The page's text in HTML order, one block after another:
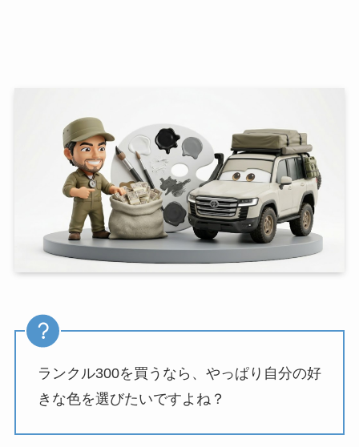
ランクル300を買うなら、やっぱり自分の好
きな色を選びたいですよね？